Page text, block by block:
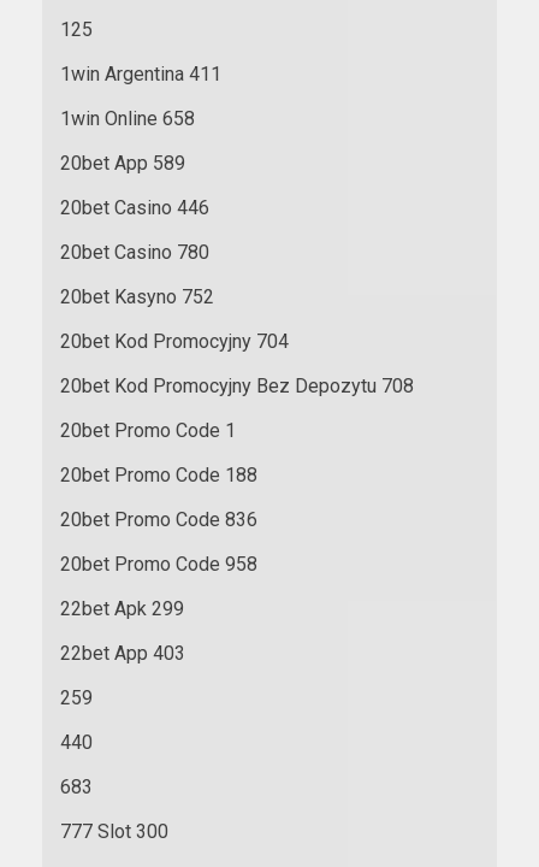
125
1win Argentina 411
1win Online 658
20bet App 589
20bet Casino 446
20bet Casino 780
20bet Kasyno 752
20bet Kod Promocyjny 704
20bet Kod Promocyjny Bez Depozytu 708
20bet Promo Code 1
20bet Promo Code 188
20bet Promo Code 836
20bet Promo Code 958
22bet Apk 299
22bet App 403
259
440
683
777 Slot 300